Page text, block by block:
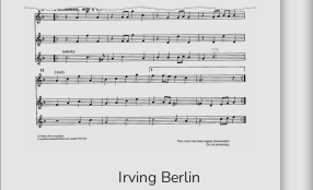
Irving Berlin